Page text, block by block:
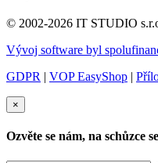
© 2002-2026 IT STUDIO
Vývoj software byl
GDPR | VOP EasyShop |
×
Ozvěte se nám, na schůzce